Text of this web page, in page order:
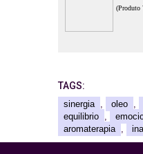
(Produto
TAGS:
sinergia , oleo ,
equilibrio ,
aromaterapia ,